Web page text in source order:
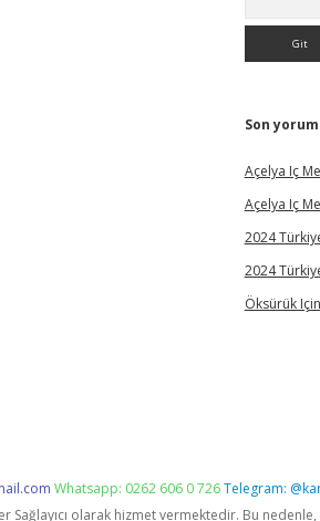
Son
Açelya Iç
Açelya Iç
2024
2024
Öksürük
Whatsapp: 0262 606 0 726Telegram:
Sağlayıcı olarak hizmet vermektedir. Bu